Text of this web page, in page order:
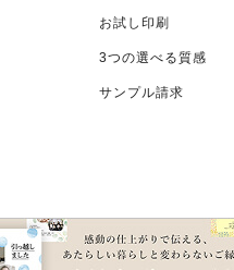
お試し印刷
3つの選べる質感
サンプル請求